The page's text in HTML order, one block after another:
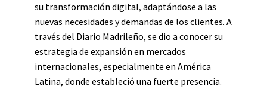
su transformación digital, adaptándose a las
nuevas necesidades y demandas de los clientes. A
través del Diario Madrileño, se dio a conocer su
estrategia de expansión en mercados
internacionales, especialmente en América
Latina, donde estableció una fuerte presencia.